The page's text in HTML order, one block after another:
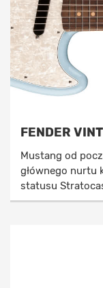
FENDER
Mustang od
głównego nurtu
statusu